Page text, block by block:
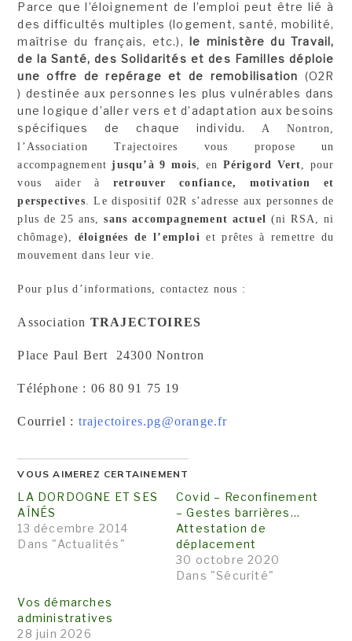
Parce que l’éloignement de l’emploi peut être lié à
des difficultés multiples (logement, santé, mobilité,
maîtrise du français, etc.), le ministère du Travail,
de la Santé, des Solidarités et des Familles déploie
une offre de repérage et de remobilisation (O2R
) destinée aux personnes les plus vulnérables dans
une logique d’aller vers et d’adaptation aux besoins
spécifiques de chaque individu.
A Nontron,
l’Association Trajectoires vous propose un
accompagnementjusqu’à 9 mois , en Périgord Vert , pour
vous aider à retrouver confiance, motivation et
perspectives .Le dispositif 02R s’adresse aux personnes de
plus de 25 ans,sans accompagnement actuel
(ni RSA, ni
chômage), éloignées de l’emploi et prêtes à remettre du
mouvement dans leur vie.
Pour plus d’informations, contactez nous :
Association TRAJECTOIRES
Place Paul Bert 24300 Nontron
Téléphone : 06 80 91 75 19
Courriel : trajectoires.pg@orange.fr
VOUS AIMEREZ CERTAINEMENT
LA DORDOGNE ET SES
AÎNÉS
13 décembre 2014
Dans "Actualités"
Covid – Reconfinement
– Gestes barrières…
Attestation de
déplacement
30 octobre 2020
Dans "Sécurité"
Vos démarches
administratives
28 juin 2026